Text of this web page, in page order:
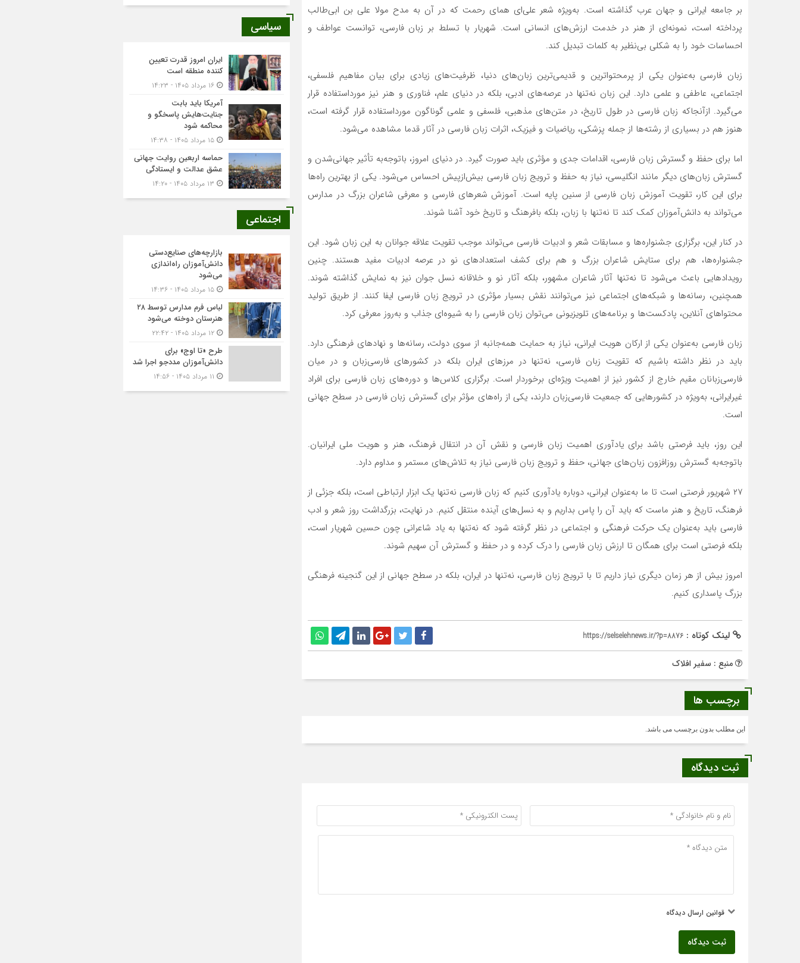
بر جامعه ایرانی و جهان عرب گذاشته است. به‌ویژه شعر علی‌ای همای رحمت که در آن به مدح مولا علی بن ابی‌طالب
پرداخته است، نمونه‌ای از هنر در خدمت ارزش‌های انسانی است. شهریار با تسلط بر زبان فارسی، توانست عواطف و
احساسات خود را به شکلی بی‌نظیر به کلمات تبدیل کند.
زبان فارسی به‌عنوان یکی از پرمحتواترین و قدیمی‌ترین زبان‌های دنیا، ظرفیت‌های زیادی برای بیان مفاهیم فلسفی،
اجتماعی، عاطفی و علمی دارد. این زبان نه‌تنها در عرصه‌های ادبی، بلکه در دنیای علم، فناوری و هنر نیز مورداستفاده قرار
می‌گیرد. ازآنجاکه زبان فارسی در طول تاریخ، در متن‌های مذهبی، فلسفی و علمی گوناگون مورداستفاده قرار گرفته است،
هنوز هم در بسیاری از رشته‌ها از جمله پزشکی، ریاضیات و فیزیک، اثرات زبان فارسی در آثار قدما مشاهده می‌شود.
اما برای حفظ و گسترش زبان فارسی، اقدامات جدی و مؤثری باید صورت گیرد. در دنیای امروز، باتوجه‌به تأثیر جهانی‌شدن و
گسترش زبان‌های دیگر مانند انگلیسی، نیاز به حفظ و ترویج زبان فارسی بیش‌ازپیش احساس می‌شود. یکی از بهترین راه‌ها
برای این کار، تقویت آموزش زبان فارسی از سنین پایه است. آموزش شعرهای فارسی و معرفی شاعران بزرگ در مدارس
می‌تواند به دانش‌آموزان کمک کند تا نه‌تنها با زبان، بلکه بافرهنگ و تاریخ خود آشنا شوند.
در کنار این، برگزاری جشنواره‌ها و مسابقات شعر و ادبیات فارسی می‌تواند موجب تقویت علاقه جوانان به این زبان شود. این
جشنواره‌ها، هم برای ستایش شاعران بزرگ و هم برای کشف استعدادهای نو در عرصه ادبیات مفید هستند. چنین
رویدادهایی باعث می‌شود تا نه‌تنها آثار شاعران مشهور، بلکه آثار نو و خلاقانه نسل جوان نیز به نمایش گذاشته شوند.
همچنین، رسانه‌ها و شبکه‌های اجتماعی نیز می‌توانند نقش بسیار مؤثری در ترویج زبان فارسی ایفا کنند. از طریق تولید
محتواهای آنلاین، پادکست‌ها و برنامه‌های تلویزیونی می‌توان زبان فارسی را به شیوه‌ای جذاب و به‌روز معرفی کرد.
زبان فارسی به‌عنوان یکی از ارکان هویت ایرانی، نیاز به حمایت همه‌جانبه از سوی دولت، رسانه‌ها و نهادهای فرهنگی دارد.
باید در نظر داشته باشیم که تقویت زبان فارسی، نه‌تنها در مرزهای ایران بلکه در کشورهای فارسی‌زبان و در میان
فارسی‌زبانان مقیم خارج از کشور نیز از اهمیت ویژه‌ای برخوردار است. برگزاری کلاس‌ها و دوره‌های زبان فارسی برای افراد
غیرایرانی، به‌ویژه در کشورهایی که جمعیت فارسی‌زبان دارند، یکی از راه‌های مؤثر برای گسترش زبان فارسی در سطح جهانی
است.
این روز، باید فرصتی باشد برای یادآوری اهمیت زبان فارسی و نقش آن در انتقال فرهنگ، هنر و هویت ملی ایرانیان.
باتوجه‌به گسترش روزافزون زبان‌های جهانی، حفظ و ترویج زبان فارسی نیاز به تلاش‌های مستمر و مداوم دارد.
۲۷ شهریور فرصتی است تا ما به‌عنوان ایرانی، دوباره یادآوری کنیم که زبان فارسی نه‌تنها یک ابزار ارتباطی است، بلکه جزئی از
فرهنگ، تاریخ و هنر ماست که باید آن را پاس بداریم و به نسل‌های آینده منتقل کنیم. در نهایت، بزرگداشت روز شعر و ادب
فارسی باید به‌عنوان یک حرکت فرهنگی و اجتماعی در نظر گرفته شود که نه‌تنها به یاد شاعرانی چون حسین شهریار است،
بلکه فرصتی است برای همگان تا ارزش زبان فارسی را درک کرده و در حفظ و گسترش آن سهیم شوند.
امروز بیش از هر زمان دیگری نیاز داریم تا با ترویج زبان فارسی، نه‌تنها در ایران، بلکه در سطح جهانی از این گنجینه فرهنگی
بزرگ پاسداری کنیم.
لینک کوتاه : https://selselehnews.ir/?p=8876
منبع : سفیر افلاک
برچسب ها
این مطلب بدون برچسب می باشد.
ثبت دیدگاه
قوانین ارسال دیدگاه
ثبت دیدگاه
سیاسی
ایران امروز قدرت تعیین
کننده منطقه است
آمریکا باید بابت
جنایت‌هایش پاسخگو و
محاکمه شود
حماسه اربعین روایت جهانی
عشق عدالت و ایستادگی
اجتماعی
بازارچه‌های صنایع‌دستی
دانش‌آموزان راه‌اندازی
می‌شود
لباس فرم مدارس توسط ۲۸
هنرستان‌ دوخته می‌شود
طرح «تا اوج» برای
دانش‌آموزان مددجو اجرا شد